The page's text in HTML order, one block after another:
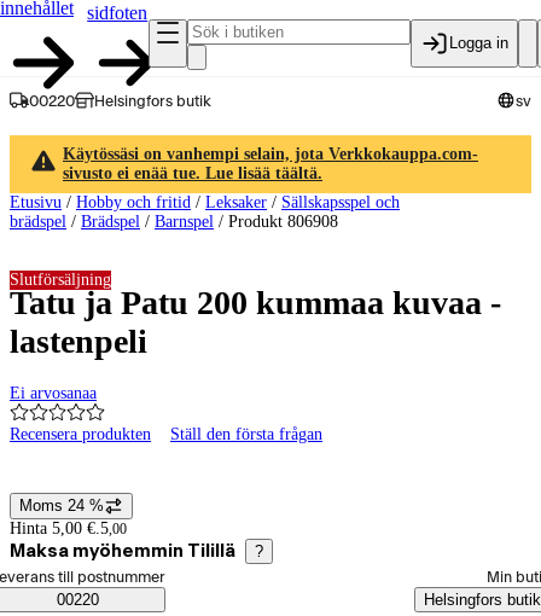
innehållet
sidfoten
Logga in
00220 Helsingfors butik sv
Käytössäsi on vanhempi selain, jota Verkkokauppa.com-
sivusto ei enää tue. Lue lisää täältä.
Etusivu / Hobby och fritid / Leksaker / Sällskapsspel och
brädspel / Brädspel / Barnspel / Produkt 806908
Tatu ja Patu 200 kummaa kuvaa -
lastenpeli
Ei arvosanaa
Recensera produkten Ställ den första frågan
Slutförsäljning
Prisinformation
Moms 24 %
Hinta 5,00 €. 5,00
Maksa myöhemmin Tilillä ?
Saatavuustiedot
beställningssätt
till postnummer
00220
Min
Helsingfors butik